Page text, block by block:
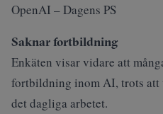
OpenAI – Dagens PS
Saknar fortbildning
Enkäten visar vidare att
fortbildning inom AI, trots att
det dagliga arbetet.